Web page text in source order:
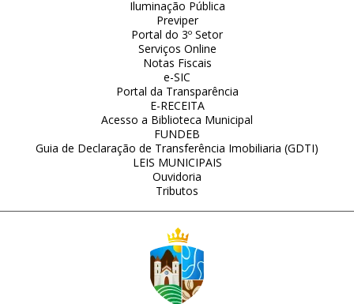
Iluminação Pública
Previper
Portal do 3º Setor
Serviços Online
Notas Fiscais
e-SIC
Portal da Transparência
E-RECEITA
Acesso a Biblioteca Municipal
FUNDEB
Guia de Declaração de Transferência Imobiliaria (GDTI)
LEIS MUNICIPAIS
Ouvidoria
Tributos